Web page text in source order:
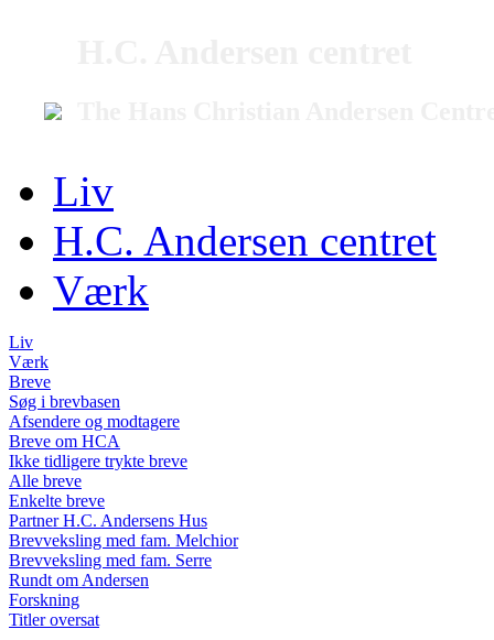
Liv
H.C. Andersen centret
Værk
Liv
Værk
Breve
Søg i brevbasen
Afsendere og modtagere
Breve om HCA
Ikke tidligere trykte breve
Alle breve
Enkelte breve
Partner H.C. Andersens Hus
Brevveksling med fam. Melchior
Brevveksling med fam. Serre
Rundt om Andersen
Forskning
Titler oversat